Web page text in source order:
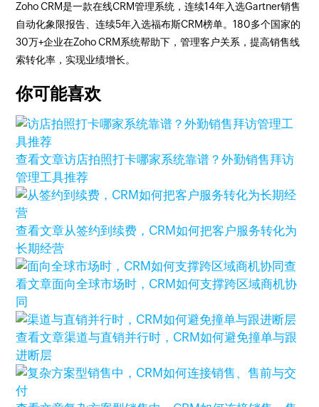
Zoho CRM是一款在线CRM管理系统，连续14年入选Gartner销售
自动化象限报告、连续5年入选福布斯CRM榜单。180多个国家的
30万+企业在Zoho CRM系统帮助下，管理客户关系，提高销售线
索转化率，实现业绩增长。
你可能喜欢
查看文章访店拍照打卡哪家系统靠谱？外勤销售拜访
管理工具推荐
查看文章从签约到续费，CRM如何把客户服务转化为
长期经营
查
看文章面向全球市场时，CRM如何支撑跨区域商机协
同
查看文章渠道与直销并行时，CRM如何避免撞单与跟
进断层